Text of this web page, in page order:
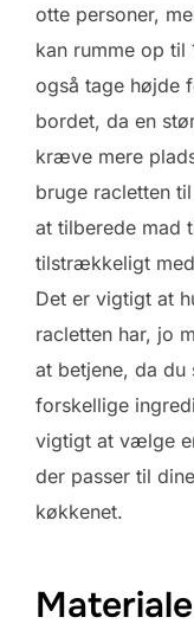
otte personer,
kan rumme op til
også tage højde
bordet, da en
kræve mere
bruge racletten
at tilberede mad
tilstrækkeligt
Det er vigtigt at
racletten har, jo
at betjene, da
forskellige
vigtigt at vælge
der passer til
køkkenet.
Materiale